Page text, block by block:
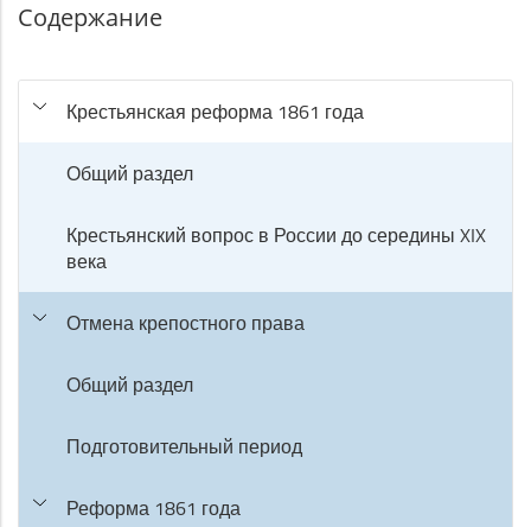
Содержание
Крестьянская реформа 1861 года
Общий раздел
Крестьянский вопрос в России до середины XIX
века
Отмена крепостного права
Общий раздел
Подготовительный период
Реформа 1861 года